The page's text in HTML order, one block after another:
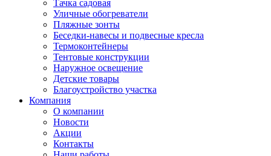
Тачка садовая
Уличные обогреватели
Пляжные зонты
Беседки-навесы и подвесные кресла
Термоконтейнеры
Тентовые конструкции
Наружное освещение
Детские товары
Благоустройство участка
Компания
О компании
Новости
Акции
Контакты